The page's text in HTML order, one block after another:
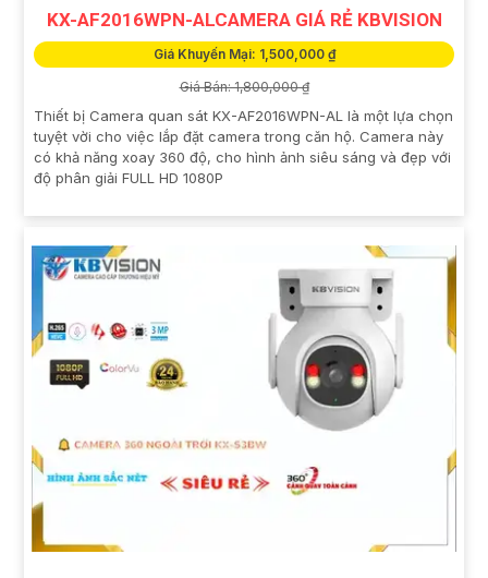
KX-AF2016WPN-ALCAMERA GIÁ RẺ KBVISION
Giá Khuyến Mại: 1,500,000 ₫
Giá Bán: 1,800,000 ₫
Thiết bị Camera quan sát KX-AF2016WPN-AL là một lựa chọn
tuyệt vời cho việc lắp đặt camera trong căn hộ. Camera này
có khả năng xoay 360 độ, cho hình ảnh siêu sáng và đẹp với
độ phân giải FULL HD 1080P